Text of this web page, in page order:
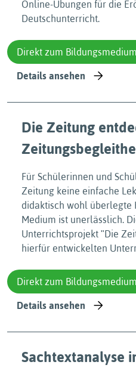
Online-Übungen für die
Deutschunterricht.
Direkt zum Bildungsmedium
Details ansehen
Die Zeitung
Für Schülerinnen und
Zeitung keine einfache
didaktisch wohl überlegte
Medium ist unerlässlich.
Unterrichtsprojekt ʺDie
hierfür entwickelten
Direkt zum Bildungsmedium
Details ansehen
Sachtextanalyse